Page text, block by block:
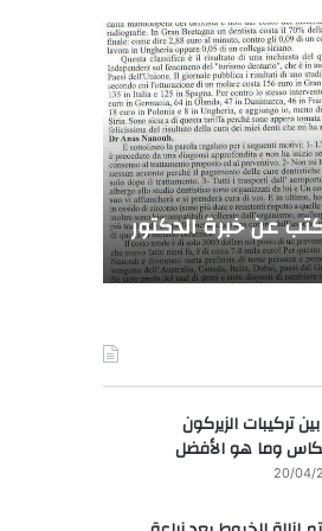
عن خبرة الدكتور
تركيبات الزيركون
وما هو الأفضل
20/04/